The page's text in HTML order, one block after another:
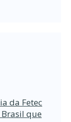
da Fetec
que